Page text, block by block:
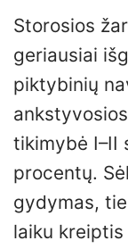
Storosios
geriausiai
piktybinių
tikimybė I–II
procentų.
gydymas,
laiku